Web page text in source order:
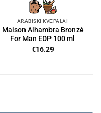
ARABIŠKI KVEPALAI
Maison Alhambra Bronzé
For Man EDP 100 ml
€16.29